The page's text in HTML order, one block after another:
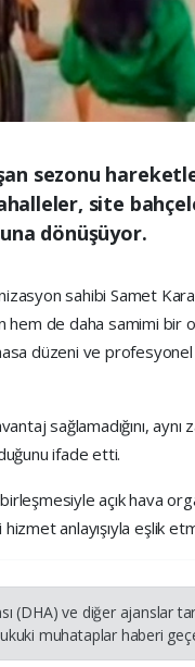
sezonu
site
dönüşüyor.
sahibi Samet
hem de daha samimi
düzeni ve
sağlamadığını,
ifade etti.
açık hava
anlayışıyla eşlik
(DHA) ve diğer
muhataplar haberi